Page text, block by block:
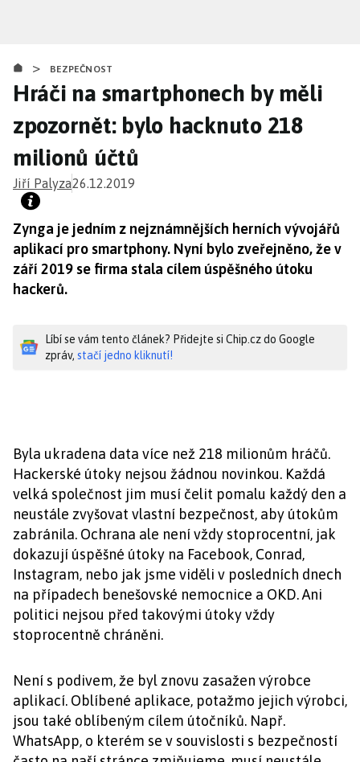
obsahu
> BEZPEČNOST
Hráči na smartphonech by měli
zpozornět: bylo hacknuto 218
milionů účtů
Jiří Palyza26.12.2019
Zynga je jedním z nejznámnějších herních vývojářů
aplikací pro smartphony. Nyní bylo zveřejněno, že v
září 2019 se firma stala cílem úspěšného útoku
hackerů.
Líbí se vám tento článek? Přidejte si Chip.cz do Google
zpráv, stačí jedno kliknutí!
Byla ukradena data více než 218 milionům hráčů.
Hackerské útoky nejsou žádnou novinkou. Každá
velká společnost jim musí čelit pomalu každý den a
neustále zvyšovat vlastní bezpečnost, aby útokům
zabránila. Ochrana ale není vždy stoprocentní, jak
dokazují úspěšné útoky na Facebook, Conrad,
Instagram, nebo jak jsme viděli v posledních dnech
na případech benešovské nemocnice a OKD. Ani
politici nejsou před takovými útoky vždy
stoprocentně chráněni.
Není s podivem, že byl znovu zasažen výrobce
aplikací. Oblíbené aplikace, potažmo jejich výrobci,
jsou také oblíbeným cílem útočníků. Např.
WhatsApp, o kterém se v souvislosti s bezpečností